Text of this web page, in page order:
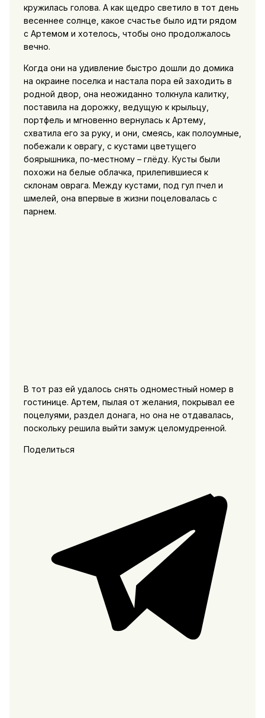
кружилась голова. А как щедро светило в тот день
весеннее солнце, какое счастье было идти рядом
с Артемом и хотелось, чтобы оно продолжалось
вечно.
Когда они на удивление быстро дошли до домика
на окраине поселка и настала пора ей заходить в
родной двор, она неожиданно толкнула калитку,
поставила на дорожку, ведущую к крыльцу,
портфель и мгновенно вернулась к Артему,
схватила его за руку, и они, смеясь, как полоумные,
побежали к оврагу, с кустами цветущего
боярышника, по-местному – глёду. Кусты были
похожи на белые облачка, прилепившиеся к
склонам оврага. Между кустами, под гул пчел и
шмелей, она впервые в жизни поцеловалась с
парнем.
В тот раз ей удалось снять одноместный номер в
гостинице. Артем, пылая от желания, покрывал ее
поцелуями, раздел донага, но она не отдавалась,
поскольку решила выйти замуж целомудренной.
Поделиться